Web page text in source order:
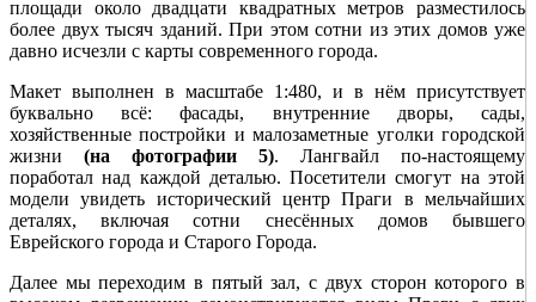
площади около двадцати квадратных метров разместилось
более двух тысяч зданий. При этом сотни из этих домов уже
давно исчезли с карты современного города.
Макет выполнен в масштабе 1:480, и в нём присутствует
буквально всё: фасады, внутренние дворы, сады,
хозяйственные постройки и малозаметные уголки городской
жизни (на фотографии 5). Лангвайл по-настоящему
поработал над каждой деталью. Посетители смогут на этой
модели увидеть исторический центр Праги в мельчайших
деталях, включая сотни снесённых домов бывшего
Еврейского города и Старого Города.
Далее мы переходим в пятый зал, с двух сторон которого в